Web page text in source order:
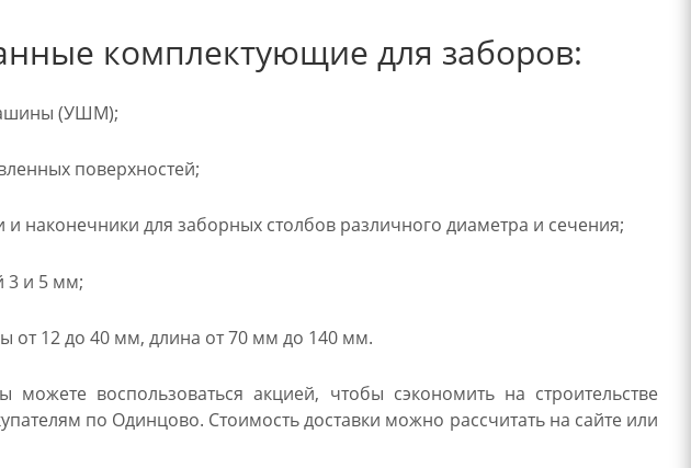
комплектующие для заборов:
(УШМ);
поверхностей;
наконечники для заборных столбов различного диаметра и сечения;
3 и 5 мм;
от 12 до 40 мм, длина от 70 мм до 140 мм.
воспользоваться акцией, чтобы сэкономить на строительстве
по Одинцово. Стоимость доставки можно рассчитать на сайте или